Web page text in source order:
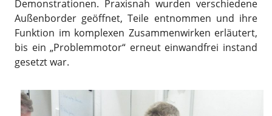
Demonstrationen. Praxisnah wurden verschiedene
Außenborder geöffnet, Teile entnommen und ihre
Funktion im komplexen Zusammenwirken erläutert,
bis ein „Problemmotor“ erneut einwandfrei instand
gesetzt war.